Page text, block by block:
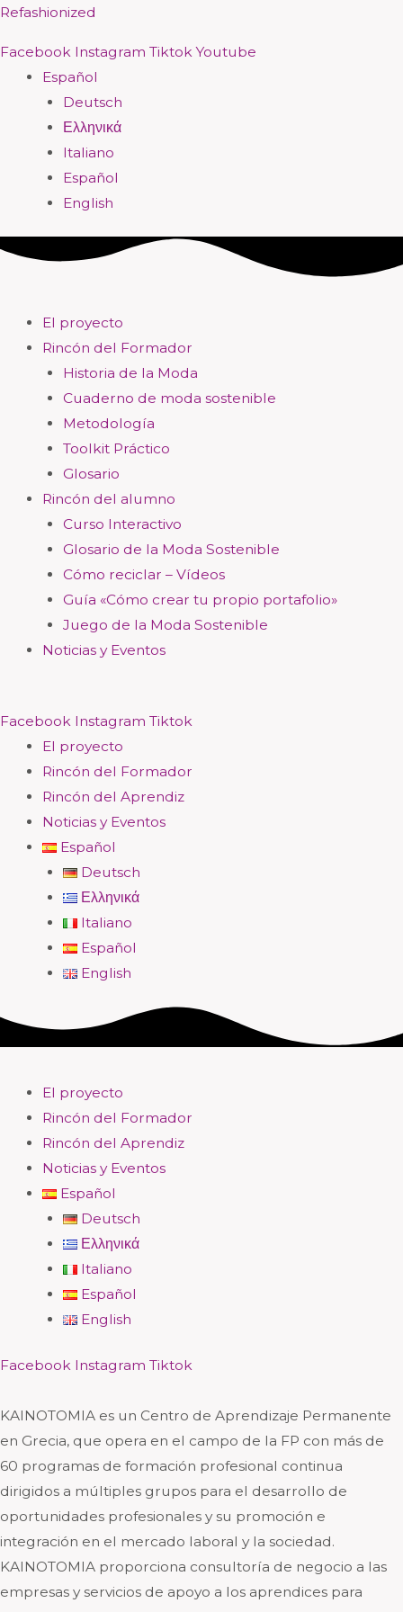
Ir
contenido
Refashionized
Facebook Instagram Tiktok Youtube
Menú
Español
Deutsch
Ελληνικά
Italiano
Español
English
Menú
El proyecto
Rincón del Formador
Historia de la Moda
Cuaderno de moda sostenible
Metodología
Toolkit Práctico
Glosario
Rincón del alumno
Curso Interactivo
Glosario de la Moda Sostenible
Cómo reciclar – Vídeos
Guía «Cómo crear tu propio portafolio»
Juego de la Moda Sostenible
Noticias y Eventos
Facebook Instagram Tiktok
Menú
El proyecto
Rincón del Formador
Rincón del Aprendiz
Noticias y Eventos
Español
Deutsch
Ελληνικά
Italiano
Español
English
Menú
El proyecto
Rincón del Formador
Rincón del Aprendiz
Noticias y Eventos
Español
Deutsch
Ελληνικά
Italiano
Español
English
Facebook Instagram Tiktok
KAINOTOMIA es un Centro de Aprendizaje Permanente
en Grecia, que opera en el campo de la FP con más de
60 programas de formación profesional continua
dirigidos a múltiples grupos para el desarrollo de
oportunidades profesionales y su promoción e
integración en el mercado laboral y la sociedad.
KAINOTOMIA proporciona consultoría de negocio a las
empresas y servicios de apoyo a los aprendices para
Menú
Menú
Menú
Menú